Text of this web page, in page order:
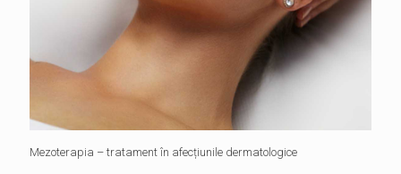
Mezoterapia – tratament în afecțiunile dermatologice